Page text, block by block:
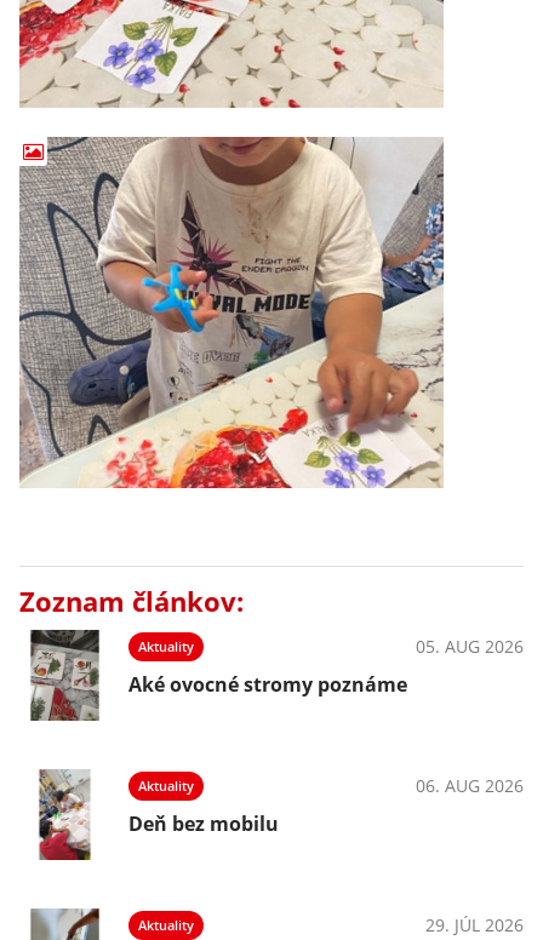
Zoznam článkov:
Aktuality 05. AUG 2026
Aké ovocné stromy poznáme
Aktuality 06. AUG 2026
Deň bez mobilu
Aktuality 29. JÚL 2026